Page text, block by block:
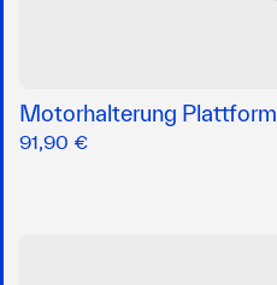
Motorhalterung Plattform
91,90 €